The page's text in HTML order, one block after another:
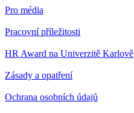
Pro média
Pracovní příležitosti
HR Award na Univerzitě Karlově
Zásady a opatření
Ochrana osobních údajů